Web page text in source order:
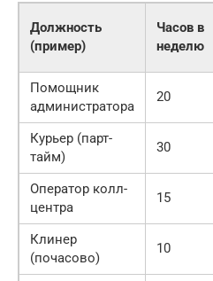
Должность
(пример)
Часов в
неделю
Помощник
администратора
20
Курьер (парт-
тайм)
30
Оператор колл-
центра
15
Клинер
(почасово)
10